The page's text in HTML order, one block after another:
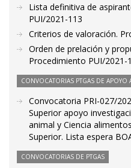
Lista definitiva de
PUI/2021-113
Criterios de valoración.
Orden de prelación y
Procedimiento PUI/2021-
CONVOCATORIAS PTGAS DE APOYO
Convocatoria PRI-027/
Superior apoyo
animal y Ciencia
Superior. Lista espera
CONVOCATORIAS DE PTGAS